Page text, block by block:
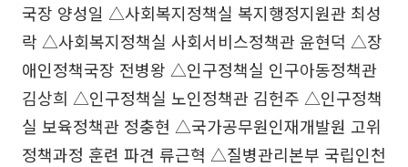
국장 양성일 △사회복지정책실 복지행정지원관 최성
락 △사회복지정책실 사회서비스정책관 윤현덕 △장
애인정책국장 전병왕 △인구정책실 인구아동정책관
김상희 △인구정책실 노인정책관 김헌주 △인구정책
실 보육정책관 정충현 △국가공무원인재개발원 고위
정책과정 훈련 파견 류근혁 △질병관리본부 국립인천